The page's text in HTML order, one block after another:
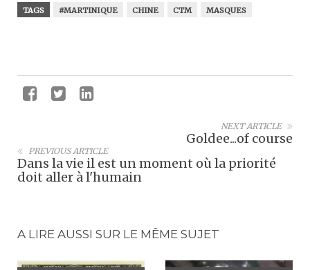
TAGS #MARTINIQUE CHINE CTM MASQUES
NEXT ARTICLE
Goldee...of course
PREVIOUS ARTICLE
Dans la vie il est un moment où la priorité
doit aller à l'humain
A LIRE AUSSI SUR LE MÊME SUJET